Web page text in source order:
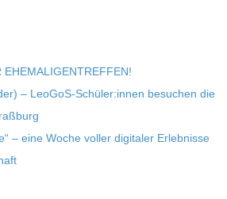
– LeoGoS-Schüler:innen besu­chen die
– eine Woche vol­ler digi­ta­ler Erleb­nisse